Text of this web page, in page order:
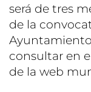
será de tres
de la
consultar en
de la web